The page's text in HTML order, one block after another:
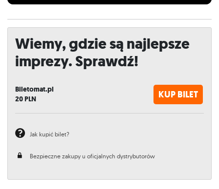
Wiemy, gdzie są najlepsze
imprezy. Sprawdź!
Biletomat.pl
20PLN KUP BILET
Jak kupić bilet?
Bezpieczne zakupy u oficjalnych dystrybutorów